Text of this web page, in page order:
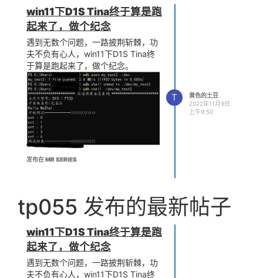
win11下D1S Tina终于算是跑
起来了，做个纪念
遇到无数个问题，一路披荆斩棘，功
夫不负有心人，win11下D1S Tina终
于算是跑起来了，做个纪念。
发布在 MR SERIES
T
黄色的土豆
2022年11月9日
上午9:50
tp055 发布的最新帖子
win11下D1S Tina终于算是跑
起来了，做个纪念
遇到无数个问题，一路披荆斩棘，功
夫不负有心人，win11下D1S Tina终